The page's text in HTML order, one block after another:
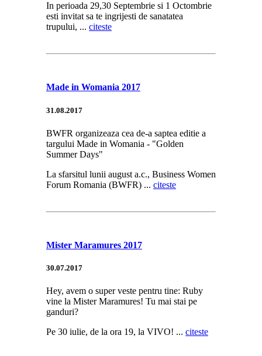
In perioada 29,30 Septembrie si 1 Octombrie
esti invitat sa te ingrijesti de sanatatea
trupului, ... citeste
Made in Womania 2017
31.08.2017
BWFR organizeaza cea de-a saptea editie a
targului Made in Womania - "Golden
Summer Days"
La sfarsitul lunii august a.c., Business Women
Forum Romania (BWFR) ... citeste
Mister Maramures 2017
30.07.2017
Hey, avem o super veste pentru tine: Ruby
vine la Mister Maramures! Tu mai stai pe
ganduri?
Pe 30 iulie, de la ora 19, la VIVO! ... citeste